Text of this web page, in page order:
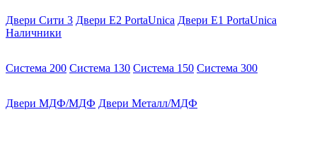
Двери Сити 3 Двери E2 PortaUnica Двери E1 PortaUnica
Наличники
Система 200 Система 130 Система 150 Система 300
Двери МДФ/МДФ Двери Металл/МДФ